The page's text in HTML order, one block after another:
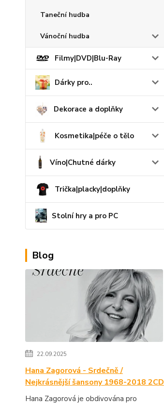
Taneční hudba
Vánoční hudba
Filmy|DVD|Blu-Ray
Dárky pro..
Dekorace a doplňky
Kosmetika|péče o tělo
Víno|Chutné dárky
Trička|placky|doplňky
Stolní hry a pro PC
Blog
22.09.2025
Hana Zagorová - Srdečně /
Nejkrásnější šansony 1968-2018 2CD
Hana Zagorová je obdivována pro